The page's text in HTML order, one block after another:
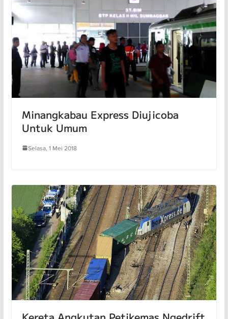
Minangkabau Express Diujicoba
Untuk Umum
Selasa, 1 Mei 2018